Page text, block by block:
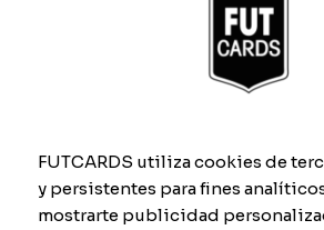
Legend Card
19.99€
Crea tu carta
¿Por qué no veo la
Legend Card?
FUTCARDS utiliza cookies de
y persistentes para fines
mostrarte publicidad